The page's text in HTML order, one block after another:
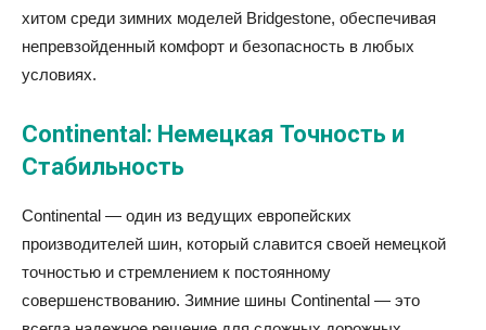
хитом среди зимних моделей Bridgestone, обеспечивая
непревзойденный комфорт и безопасность в любых
условиях.
Continental: Немецкая Точность и
Стабильность
Continental — один из ведущих европейских
производителей шин, который славится своей немецкой
точностью и стремлением к постоянному
совершенствованию. Зимние шины Continental — это